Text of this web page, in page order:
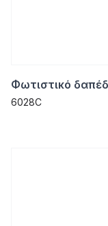
Φωτιστικό
6028C